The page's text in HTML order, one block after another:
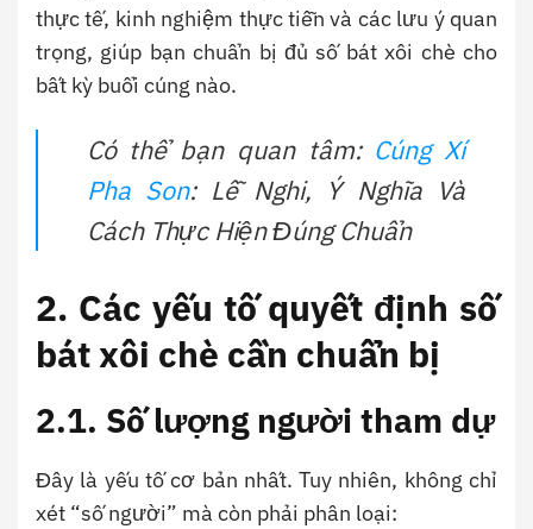
thực tế, kinh nghiệm thực tiễn và các lưu ý quan
trọng, giúp bạn chuẩn bị đủ số bát xôi chè cho
bất kỳ buổi cúng nào.
Có thể bạn quan tâm: Cúng Xí
Pha Son: Lễ Nghi, Ý Nghĩa Và
Cách Thực Hiện Đúng Chuẩn
2. Các yếu tố quyết định số
bát xôi chè cần chuẩn bị
2.1. Số lượng người tham dự
Đây là yếu tố cơ bản nhất. Tuy nhiên, không chỉ
xét “số người” mà còn phải phân loại: